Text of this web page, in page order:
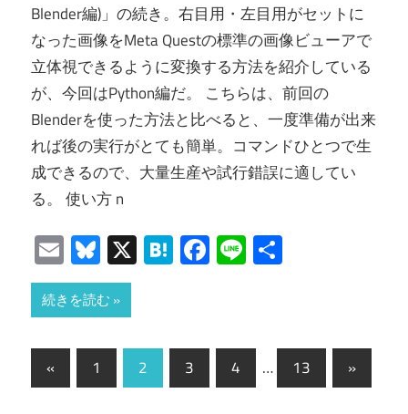
Blender編)」の続き。右目用・左目用がセットに
なった画像をMeta Questの標準の画像ビューアで
立体視できるように変換する方法を紹介している
が、今回はPython編だ。 こちらは、前回の
Blenderを使った方法と比べると、一度準備が出来
れば後の実行がとても簡単。コマンドひとつで生
成できるので、大量生産や試行錯誤に適してい
る。 使い方 n
EmailBluesky
X Hatena
Facebook
Line
続きを読む
投
稿
«
の
1 2 3 4 … 13
次
の
»